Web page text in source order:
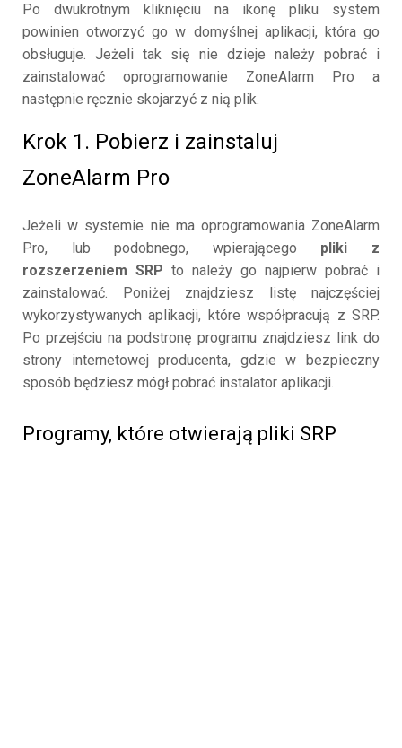
Po dwukrotnym kliknięciu na ikonę pliku system
powinien otworzyć go w domyślnej aplikacji, która go
obsługuje. Jeżeli tak się nie dzieje należy pobrać i
zainstalować oprogramowanie ZoneAlarm Pro a
następnie ręcznie skojarzyć z nią plik.
Krok 1. Pobierz i zainstaluj
ZoneAlarm Pro
Jeżeli w systemie nie ma oprogramowania ZoneAlarm
Pro, lub podobnego, wpierającego pliki z
rozszerzeniem SRP to należy go najpierw pobrać i
zainstalować. Poniżej znajdziesz listę najczęściej
wykorzystywanych aplikacji, które współpracują z SRP.
Po przejściu na podstronę programu znajdziesz link do
strony internetowej producenta, gdzie w bezpieczny
sposób będziesz mógł pobrać instalator aplikacji.
Programy, które otwierają pliki SRP